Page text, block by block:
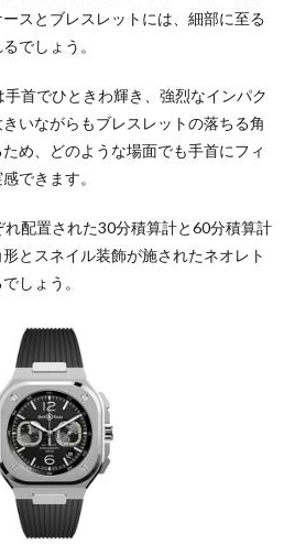
スとブレスレットには、細部に至る
でしょう。
首でひときわ輝き、強烈なインパク
いながらもブレスレットの落ちる角
め、どのような場面でも手首にフィ
できます。
配置された30分積算計と60分積算計
とスネイル装飾が施されたネオレト
しょう。